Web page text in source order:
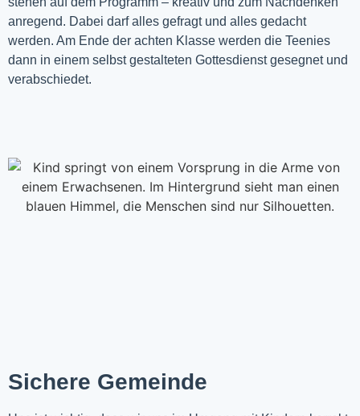
anregend. Dabei darf alles gefragt und alles gedacht
werden. Am Ende der achten Klasse werden die Teenies
dann in einem selbst gestalteten Gottesdienst gesegnet und
verabschiedet.
Sichere Gemeinde